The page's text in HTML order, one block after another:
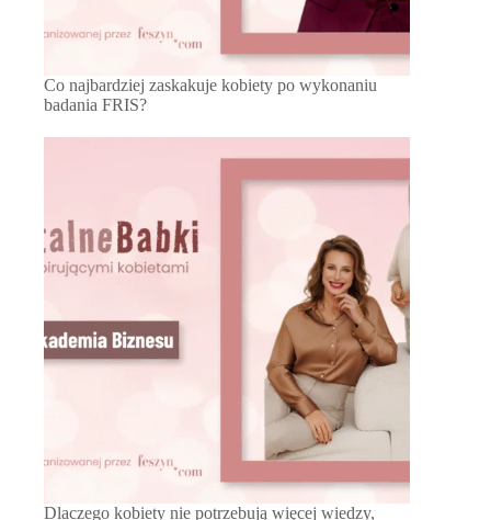
Co najbardziej zaskakuje kobiety po wykonaniu
badania FRIS?
Dlaczego kobiety nie potrzebują więcej wiedzy,